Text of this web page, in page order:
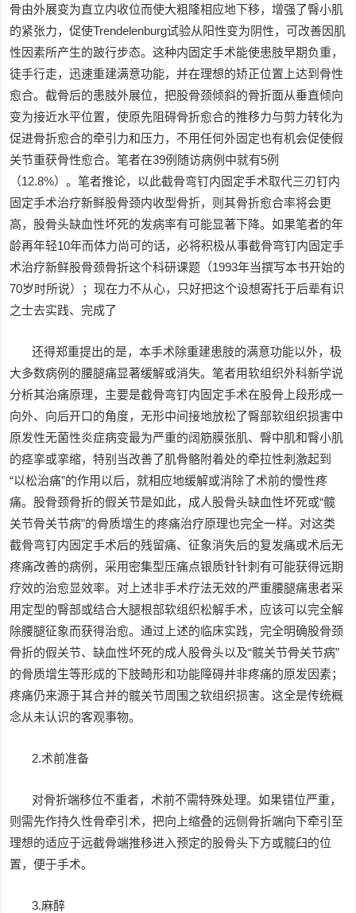
骨由外展变为直立内收位而使大粗隆相应地下移，增强了臀小肌
的紧张力，促使Trendelenburg试验从阳性变为阴性，可改善因肌
性因素所产生的跛行步态。这种内固定手术能使患肢早期负重，
徒手行走，迅速重建满意功能，并在理想的矫正位置上达到骨性
愈合。截骨后的患肢外展位，把股骨颈倾斜的骨折面从垂直倾向
变为接近水平位置，使原先阻碍骨折愈合的推移力与剪力转化为
促进骨折愈合的牵引力和压力，不用任何外固定也有机会促使假
关节重获骨性愈合。笔者在39例随访病例中就有5例
（12.8%）。笔者推论，以此截骨弯钉内固定手术取代三刃钉内
固定手术治疗新鲜股骨颈内收型骨折，则其骨折愈合率将会更
高，股骨头缺血性坏死的发病率有可能显著下降。如果笔者的年
龄再年轻10年而体力尚可的话，必将积极从事截骨弯钉内固定手
术治疗新鲜股骨颈骨折这个科研课题（1993年当撰写本书开始的
70岁时所说）；现在力不从心，只好把这个设想寄托于后辈有识
之士去实践、完成了
还得郑重提出的是，本手术除重建患肢的满意功能以外，极
大多数病例的腰腿痛显著缓解或消失。笔者用软组织外科新学说
分析其治痛原理，主要是截骨弯钉内固定手术在股骨上段形成一
向外、向后开口的角度，无形中间接地放松了臀部软组织损害中
原发性无菌性炎症病变最为严重的阔筋膜张肌、臀中肌和臀小肌
的痉挛或挛缩，特别当改善了肌骨骼附着处的牵拉性刺激起到
“以松治痛”的作用以后，就相应地缓解或消除了术前的慢性疼
痛。股骨颈骨折的假关节是如此，成人股骨头缺血性坏死或“髋
关节骨关节病”的骨质增生的疼痛治疗原理也完全一样。对这类
截骨弯钉内固定手术后的残留痛、征象消失后的复发痛或术后无
疼痛改善的病例，采用密集型压痛点银质针针刺有可能获得远期
疗效的治愈显效率。对上述非手术疗法无效的严重腰腿痛患者采
用定型的臀部或结合大腿根部软组织松解手术，应该可以完全解
除腰腿征象而获得治愈。通过上述的临床实践，完全明确股骨颈
骨折的假关节、缺血性坏死的成人股骨头以及“髋关节骨关节病”
的骨质增生等形成的下肢畸形和功能障碍并非疼痛的原发因素；
疼痛仍来源于其合并的髋关节周围之软组织损害。这全是传统概
念从未认识的客观事物。
2.术前准备
对骨折端移位不重者，术前不需特殊处理。如果错位严重，
则需先作持久性骨牵引术，把向上缩叠的远侧骨折端向下牵引至
理想的适应于远截骨端推移进入预定的股骨头下方或髋臼的位
置，便于手术。
3.麻醉